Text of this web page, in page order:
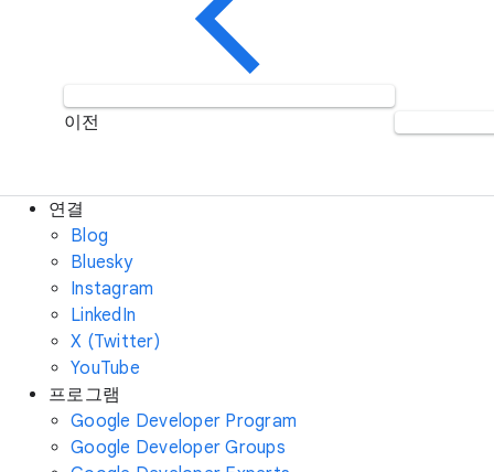
이전
연결
Blog
Bluesky
Instagram
LinkedIn
X (Twitter)
YouTube
프로그램
Google Developer Program
Google Developer Groups